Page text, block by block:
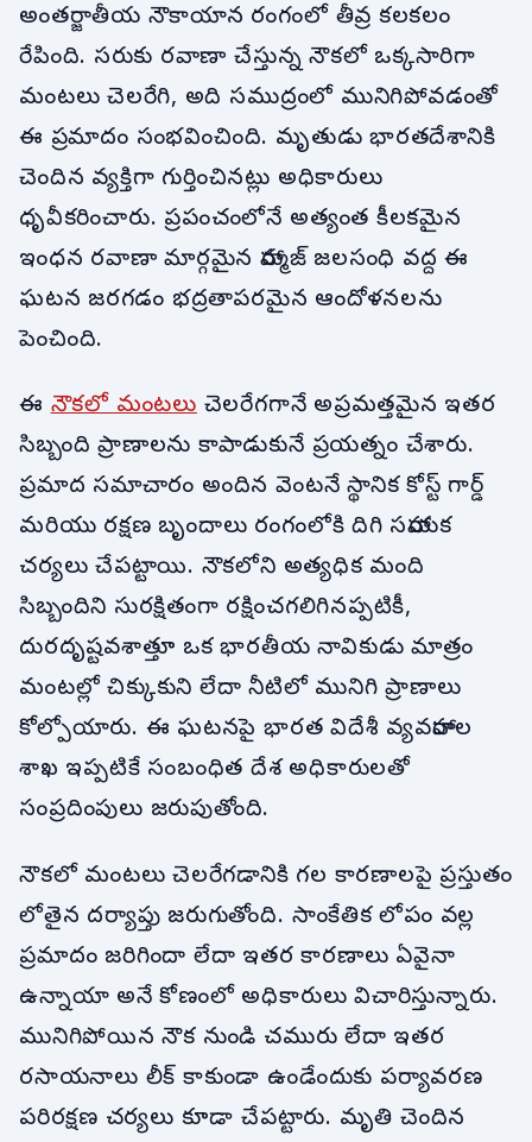
అంతర్జాతీయ నౌకాయాన రంగంలో తీవ్ర కలకలం
రేపింది. సరుకు రవాణా చేస్తున్న నౌకలో ఒక్కసారిగా
మంటలు చెలరేగి, అది సముద్రంలో మునిగిపోవడంతో
ఈ ప్రమాదం సంభవించింది. మృతుడు భారతదేశానికి
చెందిన వ్యక్తిగా గుర్తించినట్లు అధికారులు
ధృవీకరించారు. ప్రపంచంలోనే అత్యంత కీలకమైన
ఇంధన రవాణా మార్గమైన హార్ముజ్ జలసంధి వద్ద ఈ
ఘటన జరగడం భద్రతాపరమైన ఆందోళనలను
పెంచింది.
ఈనౌకలో మంటలుచెలరేగగానే అప్రమత్తమైన ఇతర
సిబ్బంది ప్రాణాలను కాపాడుకునే ప్రయత్నం చేశారు.
ప్రమాద సమాచారం అందిన వెంటనే స్థానిక కోస్ట్ గార్డ్
మరియు రక్షణ బృందాలు రంగంలోకి దిగి సహాయక
చర్యలు చేపట్టాయి. నౌకలోని అత్యధిక మంది
సిబ్బందిని సురక్షితంగా రక్షించగలిగినప్పటికీ,
దురదృష్టవశాత్తూ ఒక భారతీయ నావికుడు మాత్రం
మంటల్లో చిక్కుకుని లేదా నీటిలో మునిగి ప్రాణాలు
కోల్పోయారు. ఈ ఘటనపై భారత విదేశీ వ్యవహారాల
శాఖ ఇప్పటికే సంబంధిత దేశ అధికారులతో
సంప్రదింపులు జరుపుతోంది.
నౌకలో మంటలు చెలరేగడానికి గల కారణాలపై ప్రస్తుతం
లోతైన దర్యాప్తు జరుగుతోంది. సాంకేతిక లోపం వల్ల
ప్రమాదం జరిగిందా లేదా ఇతర కారణాలు ఏవైనా
ఉన్నాయా అనే కోణంలో అధికారులు విచారిస్తున్నారు.
మునిగిపోయిన నౌక నుండి చమురు లేదా ఇతర
రసాయనాలు లీక్ కాకుండా ఉండేందుకు పర్యావరణ
పరిరక్షణ చర్యలు కూడా చేపట్టారు. మృతి చెందిన